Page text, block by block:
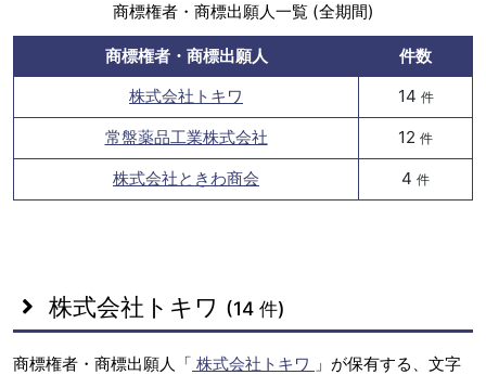
商標権者・商標出願人一覧 (全期間)
商標権者・商標出願人
件数
株式会社トキワ
14 件
常盤薬品工業株式会社 12 件
株式会社ときわ商会 4 件
株式会社トキワ (14 件)
商標権者・商標出願人「 株式会社トキワ 」が保有する、文字